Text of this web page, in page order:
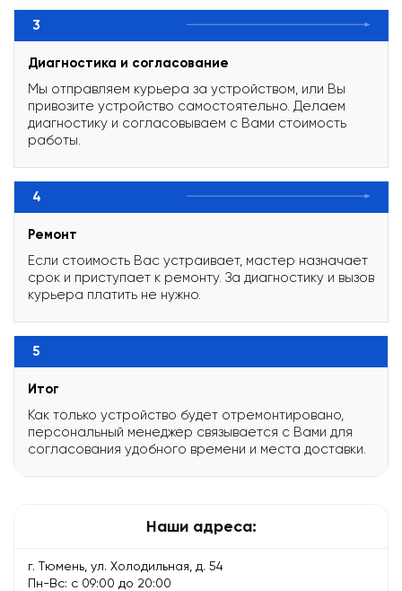
3
Диагностика и согласование
Мы отправляем курьера за устройством, или Вы
привозите устройство самостоятельно. Делаем
диагностику и согласовываем с Вами стоимость
работы.
4
Ремонт
Если стоимость Вас устраивает, мастер назначает
срок и приступает к ремонту. За диагностику и вызов
курьера платить не нужно.
5
Итог
Как только устройство будет отремонтировано,
персональный менеджер связывается с Вами для
согласования удобного времени и места доставки.
Наши адреса:
г. Тюмень, ул. Холодильная, д. 54
Пн-Вс: с 09:00 до 20:00